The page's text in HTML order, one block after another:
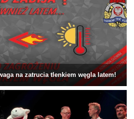
na zatrucia tlenkiem węgla latem!